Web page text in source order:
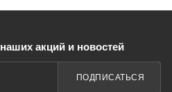
акций и новостей
ПОДПИСАТЬСЯ